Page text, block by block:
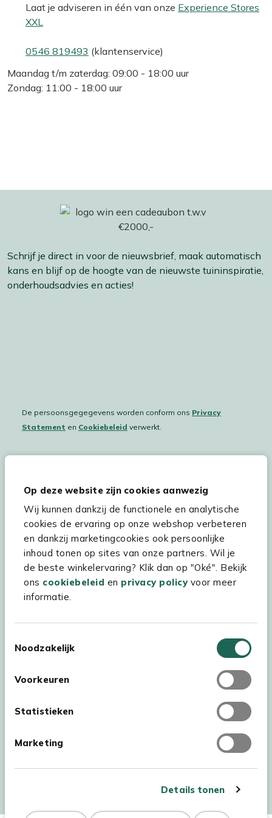
Op deze website zijn cookies aanwezig
Wij kunnen dankzij de functionele en analytische
cookies de ervaring op onze webshop verbeteren
en dankzij marketingcookies ook persoonlijke
inhoud tonen op sites van onze partners. Wil je
de beste winkelervaring? Klik dan op "Oké". Bekijk
ons cookiebeleid en privacy policyvoor meer
informatie.
Noodzakelijk
Voorkeuren
Statistieken
Marketing
Details tonen
Laat je adviseren in één van onze Experience Stores
XXL
0546 819493 (klantenservice)
Maandag t/m zaterdag: 09:00 - 18:00 uur
Zondag: 11:00 - 18:00 uur
Schrijf je direct in voor de nieuwsbrief, maak automatisch
kans en blijf op de hoogte van de nieuwste tuininspiratie,
onderhoudsadvies en acties!
De persoonsgegegevens worden conform ons Privacy
Statement en Cookiebeleid verwerkt.
Hulp & service
Assortiment
Kees Smit Tuinmeubelen
Experience Stores XXL